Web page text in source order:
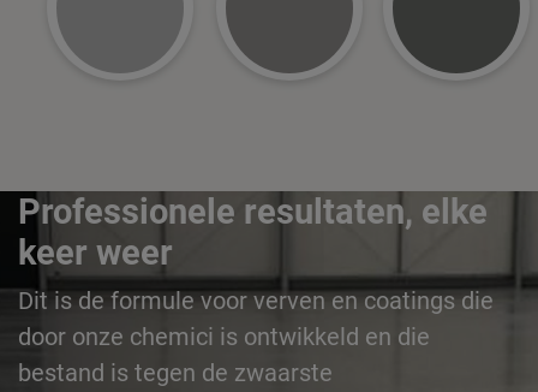
Professionele resultaten, elke
keer weer
Dit is de formule voor verven en coatings die
door onze chemici is ontwikkeld en die
bestand is tegen de zwaarste